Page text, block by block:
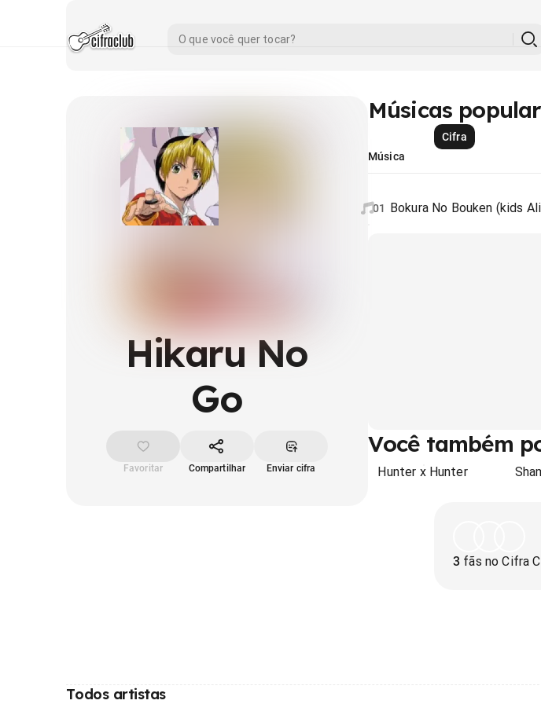
Hikaru No
Go
Favoritar Compartilhar Enviar cifra
Músicas
Cifra
Música
01 Bokura No Bouken (kids
Você também
Hunter x Hunter
3 fãs no Cifra
Todos artistas